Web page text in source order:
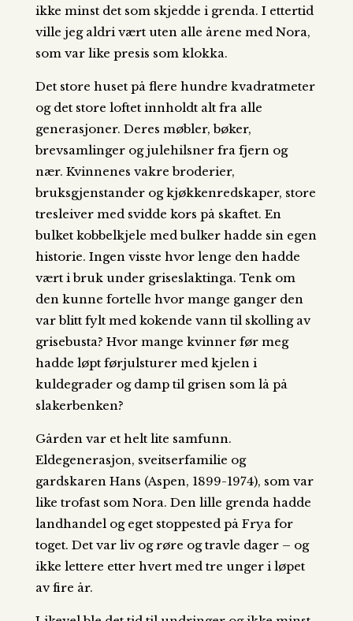
ikke minst det som skjedde i grenda. I ettertid
ville jeg aldri vært uten alle årene med Nora,
som var like presis som klokka.
Det store huset på flere hundre kvadratmeter
og det store loftet innholdt alt fra alle
generasjoner. Deres møbler, bøker,
brevsamlinger og julehilsner fra fjern og
nær. Kvinnenes vakre broderier,
bruksgjenstander og kjøkkenredskaper, store
tresleiver med svidde kors på skaftet. En
bulket kobbelkjele med bulker hadde sin egen
historie. Ingen visste hvor lenge den hadde
vært i bruk under griseslaktinga. Tenk om
den kunne fortelle hvor mange ganger den
var blitt fylt med kokende vann til skolling av
grisebusta? Hvor mange kvinner før meg
hadde løpt førjulsturer med kjelen i
kuldegrader og damp til grisen som lå på
slakerbenken?
Gården var et helt lite samfunn.
Eldegenerasjon, sveitserfamilie og
gardskaren Hans (Aspen, 1899-1974), som var
like trofast som Nora. Den lille grenda hadde
landhandel og eget stoppested på Frya for
toget. Det var liv og røre og travle dager – og
ikke lettere etter hvert med tre unger i løpet
av fire år.